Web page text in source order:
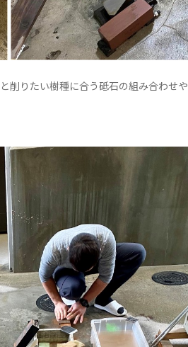
削りたい樹種に合う砥石の組み合わせや